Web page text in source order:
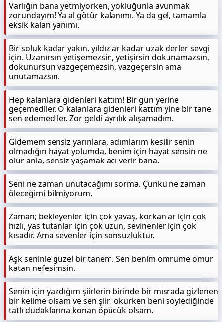
Varlığın bana yetmiyorken, yokluğunla avunmak
zorundayım! Ya al götür kalanımı. Ya da gel, tamamla
eksik kalan yanımı.
Bir soluk kadar yakın, yıldızlar kadar uzak derler sevgi
için. Uzanırsın yetişemezsin, yetişirsin dokunamazsın,
dokunursun vazgeçemezsin, vazgeçersin ama
unutamazsın.
Hep kalanlara gidenleri kattım! Bir gün yerine
geçemediler. O kalanlara gidenleri kattım yine bir tane
sen edemediler. Zor geldi ayrılık alışamadım.
Gidemem sensiz yarınlara, adımlarım kesilir senin
olmadığın hayat yolumda, benim için hayat sensin ne
olur anla, sensiz yaşamak acı verir bana.
Seni ne zaman unutacağımı sorma. Çünkü ne zaman
öleceğimi bilmiyorum.
Zaman; bekleyenler için çok yavaş, korkanlar için çok
hızlı, yas tutanlar için çok uzun, sevinenler için çok
kısadır. Ama sevenler için sonsuzluktur.
Aşk seninle güzel bir tanem. Sen benim ömrüme ömür
katan nefesimsin.
Senin için yazdığım şiirlerin birinde bir mısrada gizlenen
bir kelime olsam ve sen şiiri okurken beni söylediğinde
tatlı dudaklarına konan öpücük olsam.